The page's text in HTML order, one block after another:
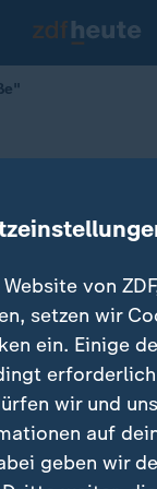
"Scheiße"
von
setzen wir
ein. Einige
wir und
auf
geben wir